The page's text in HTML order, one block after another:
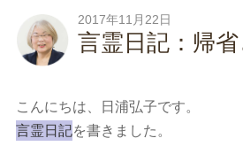
2017年11月22日
言霊日記：帰
こんにちは、日浦弘子です。
言霊日記を書きました。